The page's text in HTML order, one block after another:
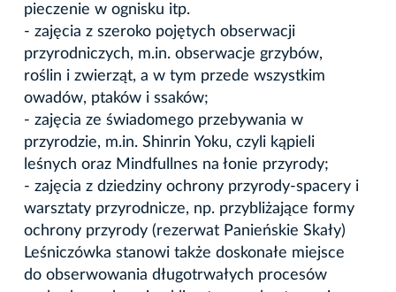
pieczenie w ognisku itp.
- zajęcia z szeroko pojętych obserwacji
przyrodniczych, m.in. obserwacje grzybów,
roślin i zwierząt, a w tym przede wszystkim
owadów, ptaków i ssaków;
- zajęcia ze świadomego przebywania w
przyrodzie, m.in. Shinrin Yoku, czyli kąpieli
leśnych oraz Mindfullnes na łonie przyrody;
- zajęcia z dziedziny ochrony przyrody-spacery i
warsztaty przyrodnicze, np. przybliżające formy
ochrony przyrody (rezerwat Panieńskie Skały)
Leśniczówka stanowi także doskonałe miejsce
do obserwowania długotrwałych procesów